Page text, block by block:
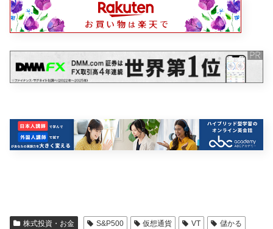
株式投資・お金 S&P500 仮想通貨 VT
儲かる